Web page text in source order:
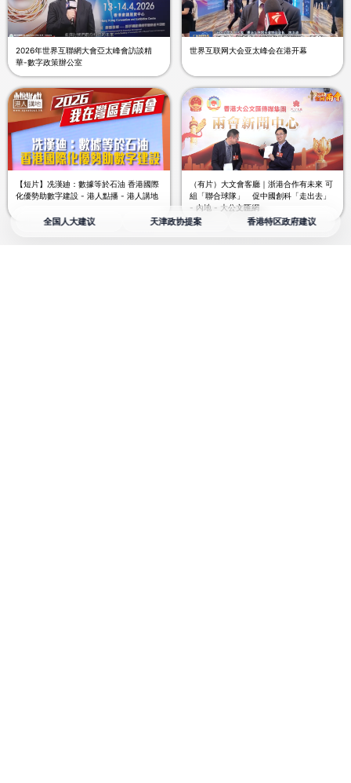
2026年世界互聯網大會亞太峰會訪談精
華-數字政策辦公室
世界互联网大会亚太峰会在港开幕
【短片】冼漢廸：數據等於石油 香港國際
化優勢助數字建設 - 港人點播 - 港人講地
（有片）大文會客廳｜浙港合作有未來 可
組「聯合球隊」 促中國創科「走出去」
- 內地 - 大公文匯網
全国人大建议 天津政协提案 香港特区政府建议